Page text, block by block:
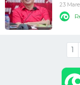
23
1